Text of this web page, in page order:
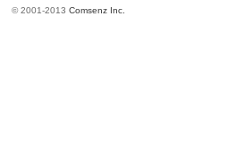
© 2001-2013Comsenz Inc.